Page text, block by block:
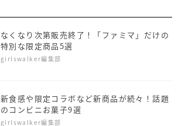
なくなり次第販売終了！「ファミマ」だけの
特別な限定商品5選
girlswalker編集部
新食感や限定コラボなど新商品が続々！話題
のコンビニお菓子9選
girlswalker編集部